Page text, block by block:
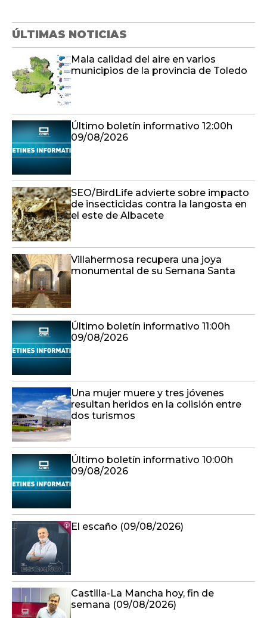
ÚLTIMAS NOTICIAS
Mala calidad del aire en varios
municipios de la provincia de Toledo
Último boletín informativo 12:00h
09/08/2026
SEO/BirdLife advierte sobre impacto
de insecticidas contra la langosta en
el este de Albacete
Villahermosa recupera una joya
monumental de su Semana Santa
Último boletín informativo 11:00h
09/08/2026
Una mujer muere y tres jóvenes
resultan heridos en la colisión entre
dos turismos
Último boletín informativo 10:00h
09/08/2026
El escaño (09/08/2026)
Castilla-La Mancha hoy, fin de
semana (09/08/2026)